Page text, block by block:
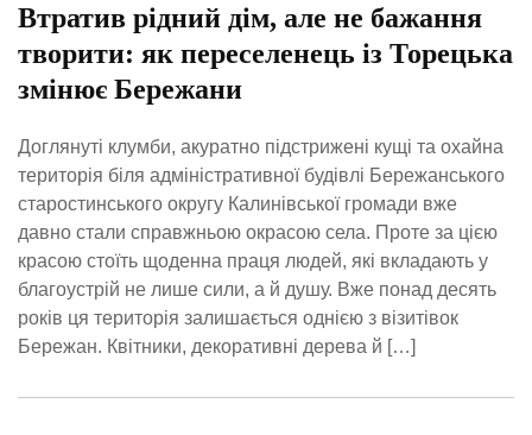
Втратив рідний дім, але не бажання
творити: як переселенець із Торецька
змінює Бережани
Доглянуті клумби, акуратно підстрижені кущі та охайна
територія біля адміністративної будівлі Бережанського
старостинського округу Калинівської громади вже
давно стали справжньою окрасою села. Проте за цією
красою стоїть щоденна праця людей, які вкладають у
благоустрій не лише сили, а й душу. Вже понад десять
років ця територія залишається однією з візитівок
Бережан. Квітники, декоративні дерева й […]